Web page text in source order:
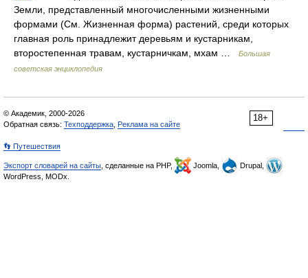
Земли, представленный многочисленными жизненными
формами (См. Жизненная форма) растений, среди которых
главная роль принадлежит деревьям и кустарникам,
второстепенная травам, кустарничкам, мхам …
Большая
советская энциклопедия
18+
© Академик, 2000-2026
Обратная связь: Техподдержка Реклама на сайте
👣 Путешествия
Экспорт словарей на сайты , сделанные на PHP, Joomla,
Drupal,
WordPress, MODx.